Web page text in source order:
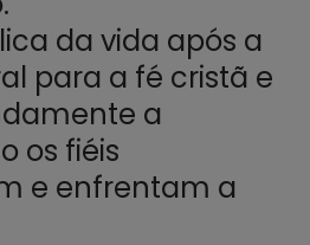
da vida após a
para a fé cristã e
a
os fiéis
e enfrentam a